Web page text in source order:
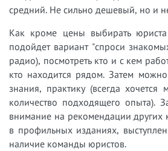
средний. Не сильно дешевый, но и
Как кроме цены выбирать
подойдет вариант "спроси
радио), посмотреть кто и с кем
кто находится рядом. Затем
знания, практику (всегда хочется
количество подходящего опыта).
внимание на рекомендации других
в профильных изданиях,
наличие команды юристов.